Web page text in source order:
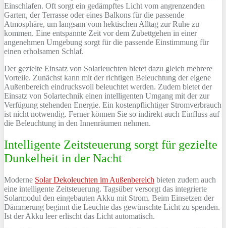
Einschlafen. Oft sorgt ein gedämpftes Licht vom angrenzenden
Garten, der Terrasse oder eines Balkons für die passende
Atmosphäre, um langsam vom hektischen Alltag zur Ruhe zu
kommen. Eine entspannte Zeit vor dem Zubettgehen in einer
angenehmen Umgebung sorgt für die passende Einstimmung für
einen erholsamen Schlaf.
Der gezielte Einsatz von Solarleuchten bietet dazu gleich mehrere
Vorteile. Zunächst kann mit der richtigen Beleuchtung der eigene
Außenbereich eindrucksvoll beleuchtet werden. Zudem bietet der
Einsatz von Solartechnik einen intelligenten Umgang mit der zur
Verfügung stehenden Energie. Ein kostenpflichtiger Stromverbrauch
ist nicht notwendig. Ferner können Sie so indirekt auch Einfluss auf
die Beleuchtung in den Innenräumen nehmen.
Intelligente Zeitsteuerung sorgt für gezielte
Dunkelheit in der Nacht
Moderne Solar Dekoleuchten im Außenbereich bieten zudem auch
eine intelligente Zeitsteuerung. Tagsüber versorgt das integrierte
Solarmodul den eingebauten Akku mit Strom. Beim Einsetzen der
Dämmerung beginnt die Leuchte das gewünschte Licht zu spenden.
Ist der Akku leer erlischt das Licht automatisch.